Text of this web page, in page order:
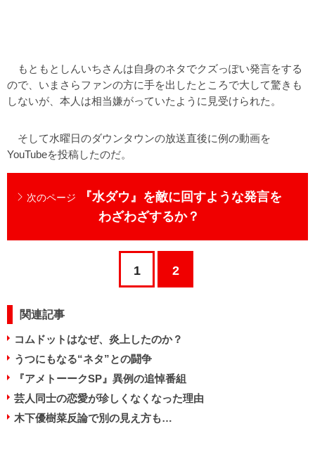
もともとしんいちさんは自身のネタでクズっぽい発言をする
ので、いまさらファンの方に手を出したところで大して驚きも
しないが、本人は相当嫌がっていたように見受けられた。
そして水曜日のダウンタウンの放送直後に例の動画を
YouTubeを投稿したのだ。
次のページ
『水ダウ』を敵に回すような発言を
わざわざするか？
1 2
関連記事
コムドットはなぜ、炎上したのか？
うつにもなる“ネタ”との闘争
『アメトーークSP』異例の追悼番組
芸人同士の恋愛が珍しくなくなった理由
木下優樹菜反論で別の見え方も…